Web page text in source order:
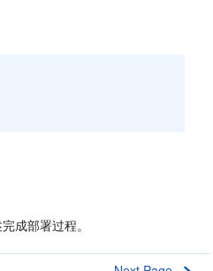
成部署过程。